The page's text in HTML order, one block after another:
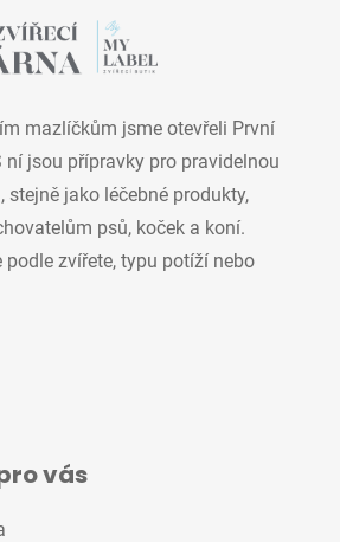
mazlíčkům jsme otevřeli První
ní jsou přípravky pro pravidelnou
stejně jako léčebné produkty,
psů, koček a koní.
podle zvířete, typu potíží nebo
vás